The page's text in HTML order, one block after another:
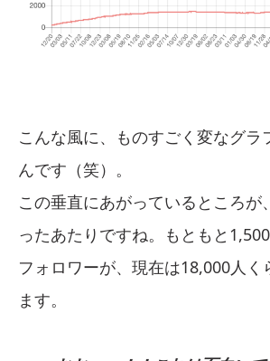
こんな風に、ものすごく変なグラ
んです（笑）。
この垂直にあがっているところが
ったあたりですね。もともと
フォロワーが、現在は18,000人く
ます。